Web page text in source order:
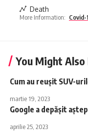
Death
More Information:
You Might Also
Cum au reușit SUV-
martie 19, 2023
Google a depășit
aprilie 25, 2023